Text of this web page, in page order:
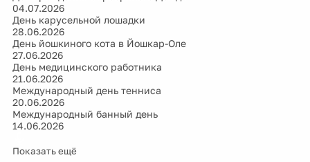
04.07.2026
День карусельной лошадки
28.06.2026
День йошкиного кота в Йошкар-Оле
27.06.2026
День медицинского работника
21.06.2026
Международный день тенниса
20.06.2026
Международный банный день
14.06.2026
Показать ещё